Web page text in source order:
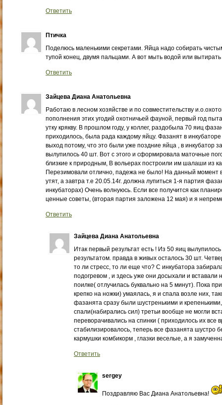
Ответить
Птичка
Поделюсь маленькими секретами. Яйца надо собирать
тупой конец, двумя пальцами. А вот мыть водой или
Ответить
Зайцева Диана Анатольевна
Работаю в лесном хозяйстве и по совместительству
пополнения этих угодий охотничьей фауной, первый год
утку крякву. В прошлом году, у коллег, раздобыла 70 яиц
приходилось, была рада каждому яйцу. Фазанят в
выход потому, что это были уже поздние яйца , в инкубатор
вылупилось 40 шт. Вот с этого и сформировала маточные
близкие к природным, В вольерах построили им шалаши из
Перезимовали отлично, падежа не было! На данный момент
утят, а завтра т.е 20.05.14г. должна лупиться 1-я партия
инкубаторах) Очень волнуюсь. Если все получится как
ценные советы, (вторая партия заложена 12 мая) и я
Ответить
Зайцева Диана Анатольевна
Итак первый результат есть ! Из 50 яиц
результатом. правда в живых осталось 30 шт.
то ли стресс, то ли еще что? С инкубатора
подогревом , и здесь уже они досыхали и вставали
поилке( отлучилась буквально на 5 минут). Пока
крепко на ножки) умаялась, я и спала возле них,
фазанята сразу были шустренькими и
спали(набирались сил) третьи вообще не могли
переворачивались на спинки ( приходилось их все
стабилизировалось, теперь все фазанята шустро
кармушки комбикорм , глазки веселые, а я
Ответить
sergey
Поздравляю Вас Диана Анатольевна!